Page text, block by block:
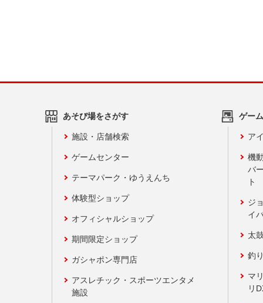
あそび場をさがす
施設・店舗検索
ゲームセンター
テーマパーク・ゆうえんち
体験型ショップ
オフィシャルショップ
期間限定ショップ
ガシャポン専門店
アスレチック・スポーツエンタメ
施設
ゲー
ア
機
バ
ト
ジ
イ
太
釣
マ
リ